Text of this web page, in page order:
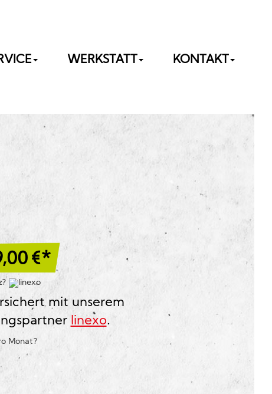
WERKSTATT KONTAKT
€*
mit unserem
linexo.
Monat?